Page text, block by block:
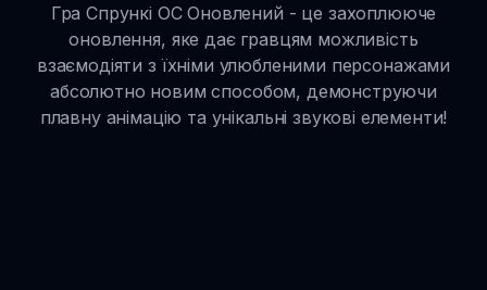
Гра Спрункі OC Оновлений - це захоплююче
оновлення, яке дає гравцям можливість
взаємодіяти з їхніми улюбленими персонажами
абсолютно новим способом, демонструючи
плавну анімацію та унікальні звукові елементи!